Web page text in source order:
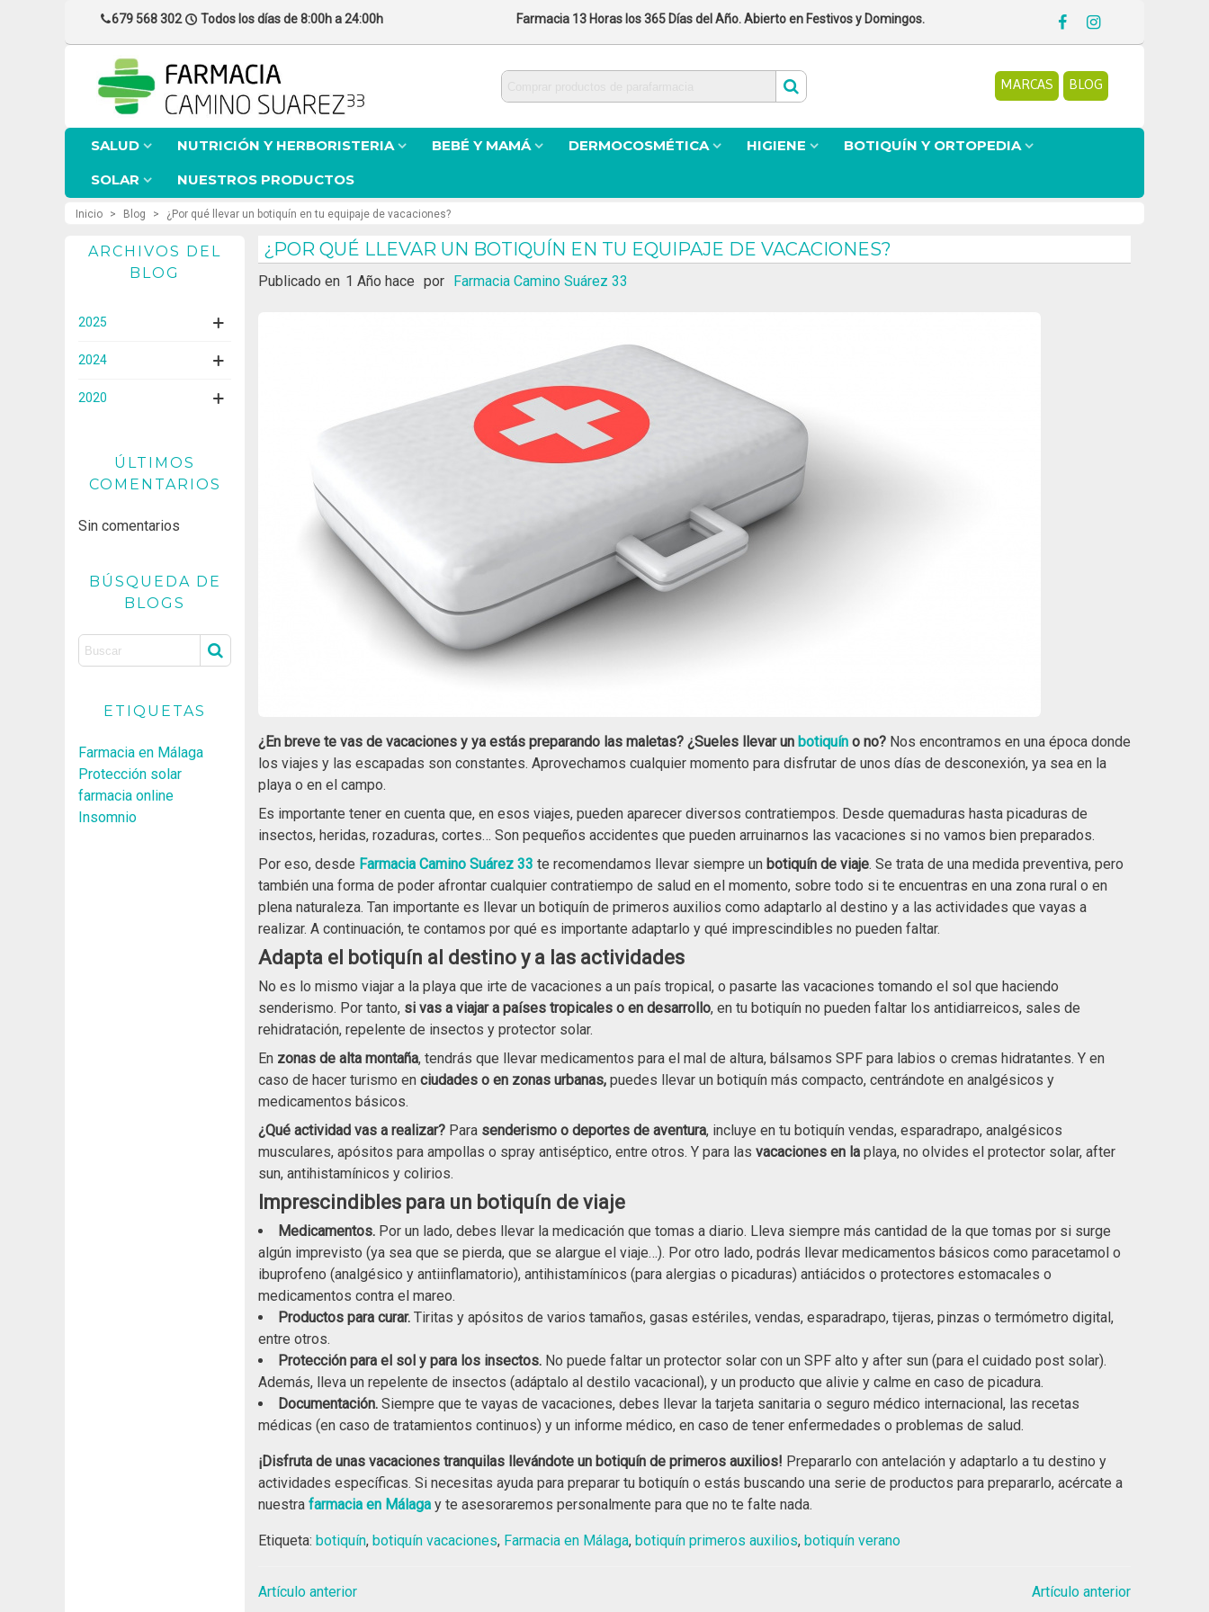
679 568 302 Todos los días de 8:00h a 24:00h Farmacia 13 Horas los 365 Días del Año. Abierto en Festivos y Domingos.
BLOG
MARCAS
SALUD NUTRICIÓN Y HERBORISTERIA BEBÉ Y MAMÁ DERMOCOSMÉTICA HIGIENE
BOTIQUÍN Y ORTOPEDIA
SOLAR
NUESTROS PRODUCTOS
Inicio > Blog > ¿Por qué llevar un botiquín en tu equipaje de vacaciones?
ARCHIVOS DEL
BLOG
2025
2024
2020
ÚLTIMOS
COMENTARIOS
Sin comentarios
BÚSQUEDA DE
BLOGS
ETIQUETAS
Farmacia en Málaga
Protección solar
farmacia online
Insomnio
¿POR QUÉ LLEVAR UN BOTIQUÍN EN TU EQUIPAJE DE VACACIONES?
Publicado en 1 Año hace por Farmacia Camino Suárez 33
¿En breve te vas de vacaciones y ya estás preparando las maletas? ¿Sueles llevar un botiquín o no? Nos encontramos en una época donde
los viajes y las escapadas son constantes. Aprovechamos cualquier momento para disfrutar de unos días de desconexión, ya sea en la
playa o en el campo.
Es importante tener en cuenta que, en esos viajes, pueden aparecer diversos contratiempos. Desde quemaduras hasta picaduras de
insectos, heridas, rozaduras, cortes… Son pequeños accidentes que pueden arruinarnos las vacaciones si no vamos bien preparados.
Por eso, desde Farmacia Camino Suárez 33 te recomendamos llevar siempre un botiquín de viaje. Se trata de una medida preventiva, pero
también una forma de poder afrontar cualquier contratiempo de salud en el momento, sobre todo si te encuentras en una zona rural o en
plena naturaleza. Tan importante es llevar un botiquín de primeros auxilios como adaptarlo al destino y a las actividades que vayas a
realizar. A continuación, te contamos por qué es importante adaptarlo y qué imprescindibles no pueden faltar.
Adapta el botiquín al destino y a las actividades
No es lo mismo viajar a la playa que irte de vacaciones a un país tropical, o pasarte las vacaciones tomando el sol que haciendo
senderismo. Por tanto, si vas a viajar a países tropicales o en desarrollo, en tu botiquín no pueden faltar los antidiarreicos, sales de
rehidratación, repelente de insectos y protector solar.
En zonas de alta montaña, tendrás que llevar medicamentos para el mal de altura, bálsamos SPF para labios o cremas hidratantes. Y en
caso de hacer turismo en ciudades o en zonas urbanas, puedes llevar un botiquín más compacto, centrándote en analgésicos y
medicamentos básicos.
¿Qué actividad vas a realizar? Para senderismo o deportes de aventura, incluye en tu botiquín vendas, esparadrapo, analgésicos
musculares, apósitos para ampollas o spray antiséptico, entre otros. Y para las vacaciones en la playa, no olvides el protector solar, after
sun, antihistamínicos y colirios.
Imprescindibles para un botiquín de viaje
Medicamentos. Por un lado, debes llevar la medicación que tomas a diario. Lleva siempre más cantidad de la que tomas por si surge
algún imprevisto (ya sea que se pierda, que se alargue el viaje…). Por otro lado, podrás llevar medicamentos básicos como paracetamol o
ibuprofeno (analgésico y antiinflamatorio), antihistamínicos (para alergias o picaduras) antiácidos o protectores estomacales o
medicamentos contra el mareo.
Productos para curar. Tiritas y apósitos de varios tamaños, gasas estériles, vendas, esparadrapo, tijeras, pinzas o termómetro digital,
entre otros.
Protección para el sol y para los insectos. No puede faltar un protector solar con un SPF alto y after sun (para el cuidado post solar).
Además, lleva un repelente de insectos (adáptalo al destilo vacacional), y un producto que alivie y calme en caso de picadura.
Documentación. Siempre que te vayas de vacaciones, debes llevar la tarjeta sanitaria o seguro médico internacional, las recetas
médicas (en caso de tratamientos continuos) y un informe médico, en caso de tener enfermedades o problemas de salud.
¡Disfruta de unas vacaciones tranquilas llevándote un botiquín de primeros auxilios! Prepararlo con antelación y adaptarlo a tu destino y
actividades específicas. Si necesitas ayuda para preparar tu botiquín o estás buscando una serie de productos para prepararlo, acércate a
nuestra farmacia en Málaga y te asesoraremos personalmente para que no te falte nada.
Etiqueta: botiquín, botiquín vacaciones, Farmacia en Málaga, botiquín primeros auxilios, botiquín verano
Artículo anterior Artículo anterior